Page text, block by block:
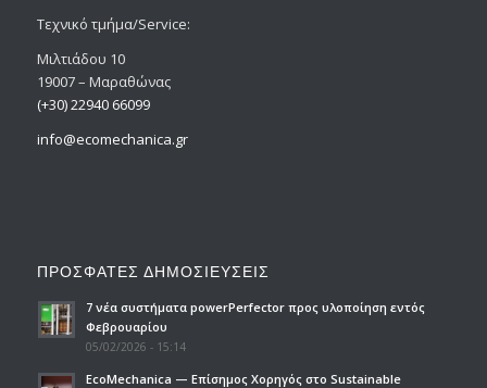
Tεχνικό τμήμα/Service:
Μιλτιάδου 10
19007 – Μαραθώνας
(+30) 22940 66099
info@ecomechanica.gr
ΠΡΟΣΦΑΤΕΣ ΔΗΜΟΣΙΕΥΣΕΙΣ
7 νέα συστήματα powerPerfector προς υλοποίηση εντός
Φεβρουαρίου
05/02/2026 - 15:14
EcoMechanica — Επίσημος Χορηγός στο Sustainable